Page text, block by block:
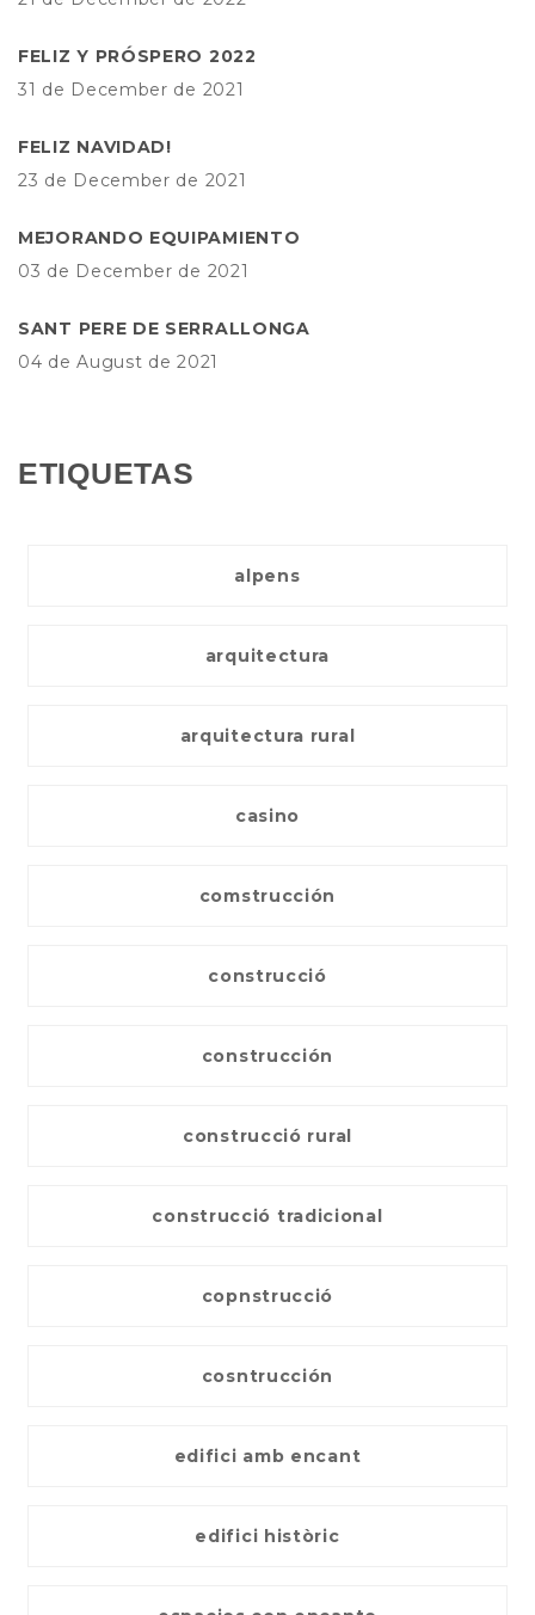
FELIZ Y PRÓSPERO 2022
31 de December de 2021
FELIZ NAVIDAD!
23 de December de 2021
MEJORANDO EQUIPAMIENTO
03 de December de 2021
SANT PERE DE SERRALLONGA
04 de August de 2021
ETIQUETAS
alpens
arquitectura
arquitectura rural
casino
comstrucción
construcció
construcción
construcció rural
construcció tradicional
copnstrucció
cosntrucción
edifici amb encant
edifici històric